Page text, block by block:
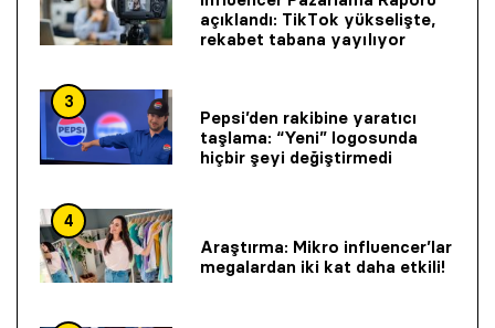
açıklandı: TikTok yükselişte,
rekabet tabana yayılıyor
3
Pepsi’den rakibine yaratıcı
taşlama: “Yeni” logosunda
hiçbir şeyi değiştirmedi
4
Araştırma: Mikro influencer’lar
megalardan iki kat daha etkili!